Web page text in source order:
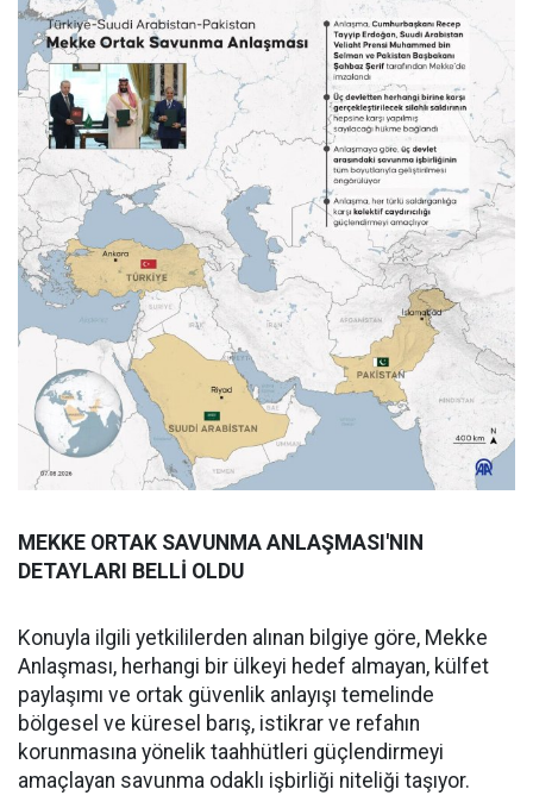
MEKKE ORTAK SAVUNMA ANLAŞMASI'NIN
DETAYLARI BELLİ OLDU
Konuyla ilgili yetkililerden alınan bilgiye göre, Mekke
Anlaşması, herhangi bir ülkeyi hedef almayan, külfet
paylaşımı ve ortak güvenlik anlayışı temelinde
bölgesel ve küresel barış, istikrar ve refahın
korunmasına yönelik taahhütleri güçlendirmeyi
amaçlayan savunma odaklı işbirliği niteliği taşıyor.